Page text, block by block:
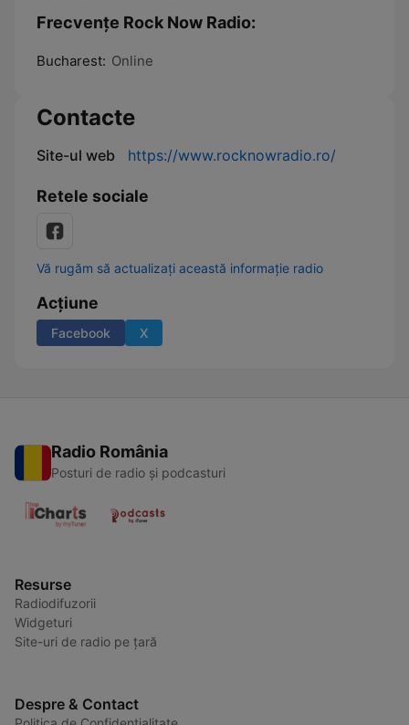
Frecvențe Rock Now Radio:
Bucharest: Online
Contacte
Site-ul web https://www.rocknowradio.ro/
Retele sociale
Vă rugăm să actualizați această informație radio
Acțiune
Facebook X
Radio România
Posturi de radio și podcasturi
Resurse
Radiodifuzorii
Widgeturi
Site-uri de radio pe țară
Despre & Contact